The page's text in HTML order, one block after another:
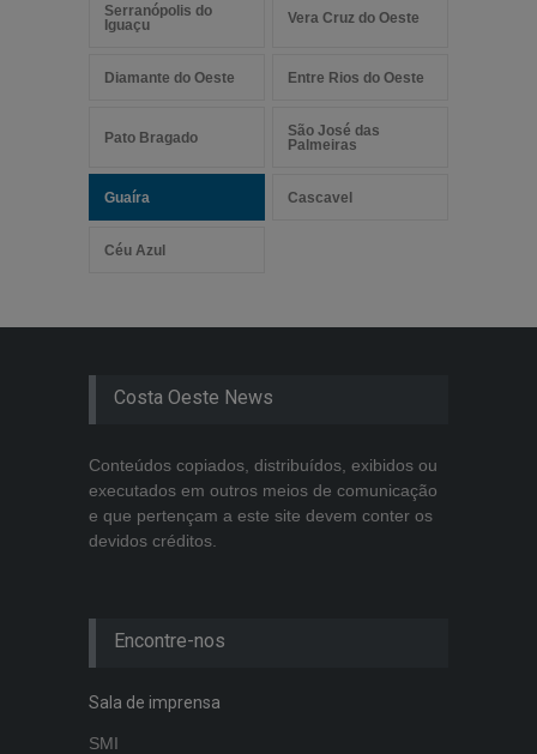
Serranópolis do
Iguaçu
Vera Cruz do Oeste
Diamante do Oeste Entre Rios do Oeste
Pato Bragado
São José das
Palmeiras
Guaíra Cascavel
Céu Azul
Costa Oeste News
Conteúdos copiados, distribuídos, exibidos ou
executados em outros meios de comunicação
e que pertençam a este site devem conter os
devidos créditos.
Encontre-nos
Sala de imprensa
SMI